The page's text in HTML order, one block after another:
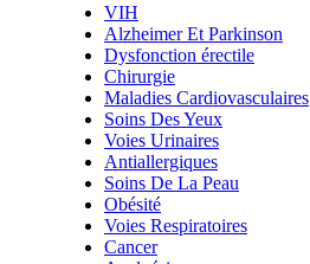
VIH
Alzheimer Et Parkinson
Dysfonction érectile
Chirurgie
Maladies Cardiovasculaires
Soins Des Yeux
Voies Urinaires
Antiallergiques
Soins De La Peau
Obésité
Voies Respiratoires
Cancer